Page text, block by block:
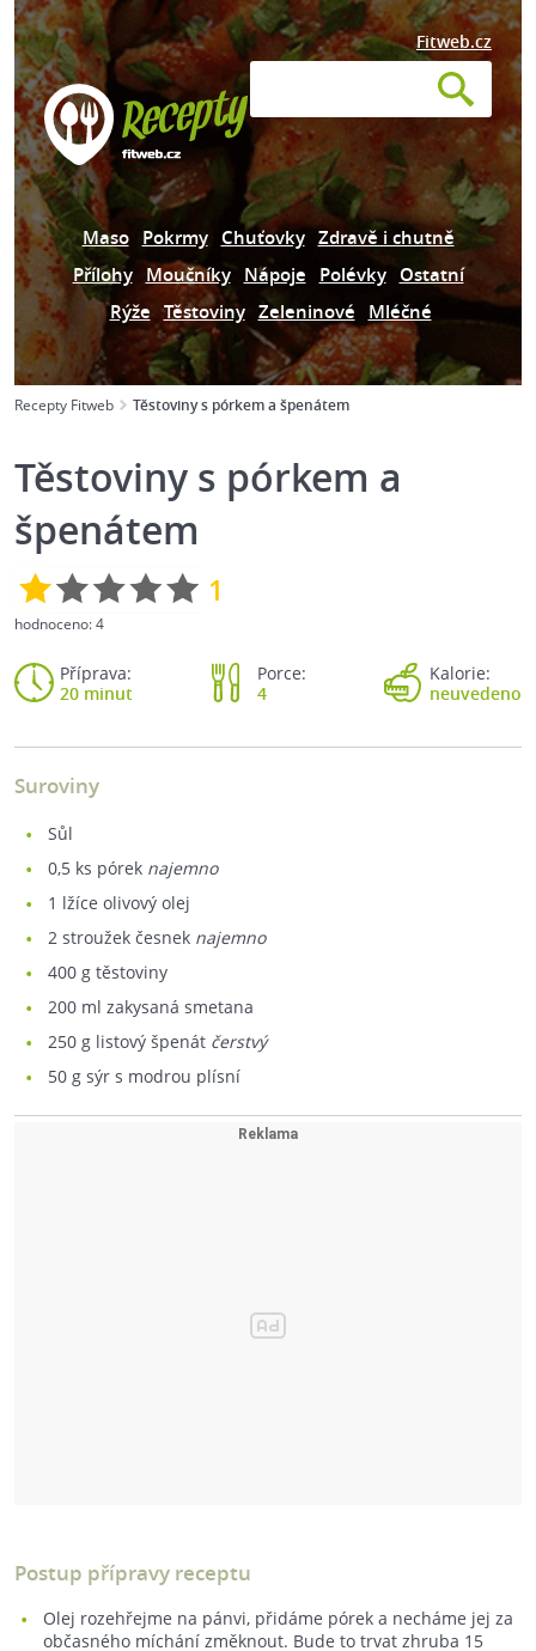
Fitweb.cz
Maso Pokrmy Chuťovky Zdravě i chutně
Přílohy Moučníky Nápoje Polévky Ostatní
Rýže Těstoviny Zeleninové Mléčné
Recepty Fitweb Těstoviny s pórkem a špenátem
Těstoviny s pórkem a
špenátem
1
hodnoceno:4
Příprava:
20 minut
Porce:
4
Kalorie:
neuvedeno
Suroviny
sůl
0,5 ks pórek najemno
1 lžíce olivový olej
2 stroužek česnek najemno
400 g těstoviny
200 ml zakysaná smetana
250 g listový špenát čerstvý
50 g sýr s modrou plísní
Postup přípravy receptu
Olej rozehřejme na pánvi, přidáme pórek a necháme jej za
občasného míchání změknout. Bude to trvat zhruba 15